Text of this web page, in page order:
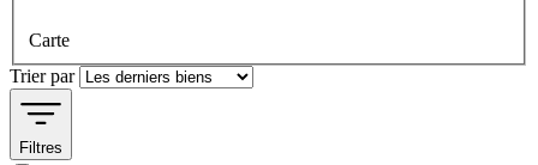
Carte
Trier par
Filtres